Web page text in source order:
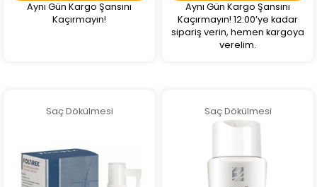
Aynı Gün Kargo Şansını
Kaçırmayın!
Aynı Gün Kargo Şansını
Kaçırmayın! 12:00’ye kadar
sipariş verin, hemen kargoya
verelim.
Saç Dökülmesi Saç Dökülmesi